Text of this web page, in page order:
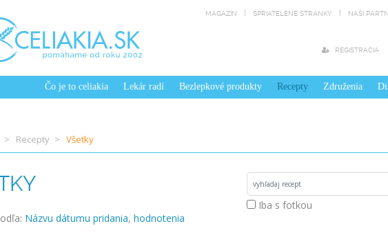
MAGAZÍN SPRIATELENÉ STRÁNKY NAŠI
REGISTRÁCIA
Čo je to celiakia Lekár radí Bezlepkové produkty Recepty Združenia
Recepty Všetky
Iba s fotkou
Názvu dátumu pridania, hodnotenia